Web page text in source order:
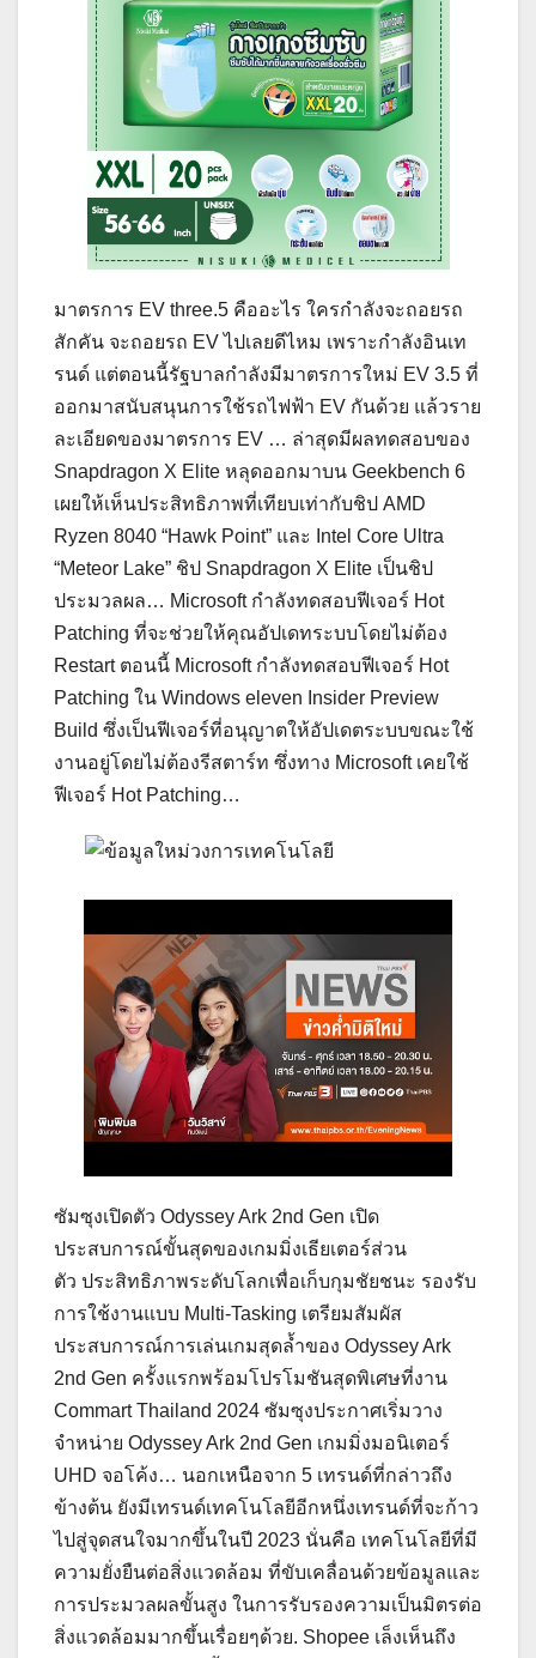
มาตรการ EV three.5 คืออะไร ใครกําลังจะถอยรถ
สักคัน จะถอยรถ EV ไปเลยดีไหม เพราะกำลังอินเท
รนด์ แต่ตอนนี้รัฐบาลกําลังมีมาตรการใหม่ EV 3.5 ที่
ออกมาสนับสนุนการใช้รถไฟฟ้า EV กันด้วย แล้วราย
ละเอียดของมาตรการ EV … ล่าสุดมีผลทดสอบของ
Snapdragon X Elite หลุดออกมาบน Geekbench 6
เผยให้เห็นประสิทธิภาพที่เทียบเท่ากับชิป AMD
Ryzen 8040 “Hawk Point” และ Intel Core Ultra
“Meteor Lake” ชิป Snapdragon X Elite เป็นชิป
ประมวลผล… Microsoft กำลังทดสอบฟีเจอร์ Hot
Patching ที่จะช่วยให้คุณอัปเดทระบบโดยไม่ต้อง
Restart ตอนนี้ Microsoft กำลังทดสอบฟีเจอร์ Hot
Patching ใน Windows eleven Insider Preview
Build ซึ่งเป็นฟีเจอร์ที่อนุญาตให้อัปเดตระบบขณะใช้
งานอยู่โดยไม่ต้องรีสตาร์ท ซึ่งทาง Microsoft เคยใช้
ฟีเจอร์ Hot Patching…
ซัมซุงเปิดตัว Odyssey Ark 2nd Gen เปิด
ประสบการณ์ขั้นสุดของเกมมิ่งเธียเตอร์ส่วน
ตัว ประสิทธิภาพระดับโลกเพื่อเก็บกุมชัยชนะ รองรับ
การใช้งานแบบ Multi-Tasking เตรียมสัมผัส
ประสบการณ์การเล่นเกมสุดล้ำของ Odyssey Ark
2nd Gen ครั้งแรกพร้อมโปรโมชันสุดพิเศษที่งาน
Commart Thailand 2024 ซัมซุงประกาศเริ่มวาง
จำหน่าย Odyssey Ark 2nd Gen เกมมิ่งมอนิเตอร์
UHD จอโค้ง… นอกเหนือจาก 5 เทรนด์ที่กล่าวถึง
ข้างต้น ยังมีเทรนด์เทคโนโลยีอีกหนึ่งเทรนด์ที่จะก้าว
ไปสู่จุดสนใจมากขึ้นในปี 2023 นั่นคือ เทคโนโลยีที่มี
ความยั่งยืนต่อสิ่งแวดล้อม ที่ขับเคลื่อนด้วยข้อมูลและ
การประมวลผลขั้นสูง ในการรับรองความเป็นมิตรต่อ
สิ่งแวดล้อมมากขึ้นเรื่อยๆด้วย. Shopee เล็งเห็นถึง